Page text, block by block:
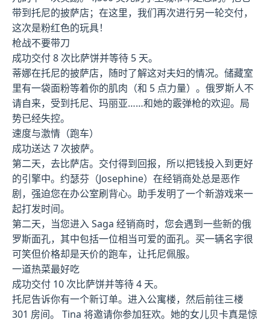
带到托尼的披萨店；在这里，我们再次进行另一轮交付，
这次是粉红色的玩具！
枪战不要带刀
成功交付 8 次比萨饼并等待 5 天。
蒂娜在托尼的披萨店，随时了解这对夫妇的情况。储藏室
里有一袋面粉等着你的肌肉（和 5 点力量）。俄罗斯人不
请自来，受到托尼、玛丽亚……和她的霰弹枪的欢迎。局
势已经失控。
速度与激情（跑车）
成功送达 7 次披萨。
第二天，去比萨店。交付得到回报，所以把钱投入到更好
的引擎中。约瑟芬（Josephine）在经销商处总是恶作
剧，强迫您在办公室刷背心。助手发明了一个新游戏来一
起打发时间。
第二天，当您进入 Saga 经销商时，您会遇到一些新的俄
罗斯面孔，其中包括一位相当可爱的面孔。买一辆名字很
可笑但价格却是天价的跑车，让托尼佩服。
一道热菜最好吃
成功交付 10 次比萨饼并等待 4 天。
托尼告诉你有一个新订单。进入公寓楼，然后前往三楼
301 房间。 Tina 将邀请你参加狂欢。她的女儿贝卡真是惊